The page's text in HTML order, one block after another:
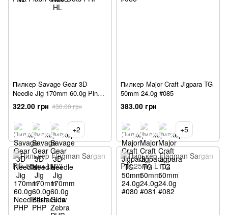
Пилкер Savage Gear 3D
Needle Jig 170mm 60.0g Pink
Flash Glow Dots PHP
322.00 грн 430.00 грн
+2
Пилкер Major Craft Jigpara TG
50mm 24.0g #085
383.00 грн
+5